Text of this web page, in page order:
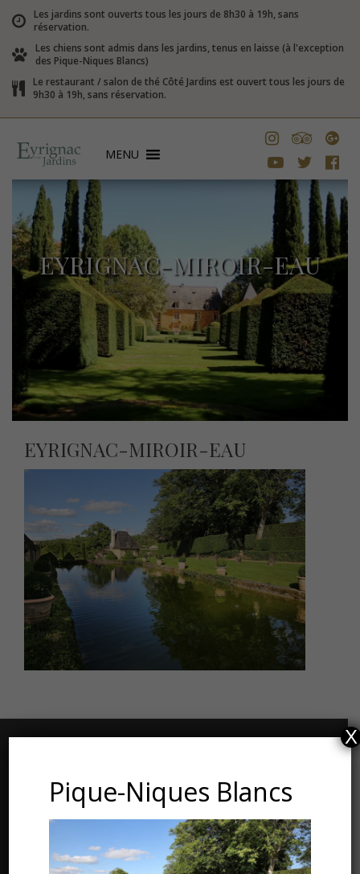
Les jardins sont ouverts tous les jours de 8h30 à 19h, sans
réservation.
Les chiens sont admis dans les jardins, tenus en laisse (à l'exception
des Pique-Niques Blancs)
Le restaurant / salon de thé Côté Jardins est ouvert tous les jours de
9h30 à 19h, sans réservation.
MENU
EYRIGNAC-MIROIR-EAU
EYRIGNAC-MIROIR-EAU
Les Jardins du Manoir d’Eyrignac
24590 Salignac-Eyvigues
Dordogne – Périgord
Pique-Niques Blancs
X